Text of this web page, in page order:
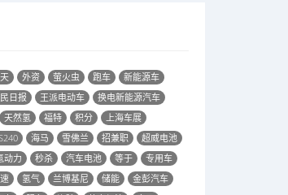
外资 萤火虫 跑车
新能源车
日报 王派电动车
换电新能源汽车
天然氢 福特 积分
上海车展
海马 雪佛兰 招兼职
超威电池
动力 秒杀 汽车电池 等于
专用车
氢气 兰博基尼 储能
金彭汽车